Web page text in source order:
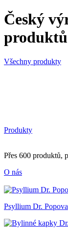
Český
produktů
Všechny produkty
Produkty
Přes 600 produktů,
O nás
Psyllium Dr. Popova